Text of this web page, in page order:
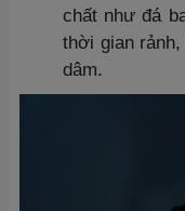
chất như đá
thời gian
dâm.